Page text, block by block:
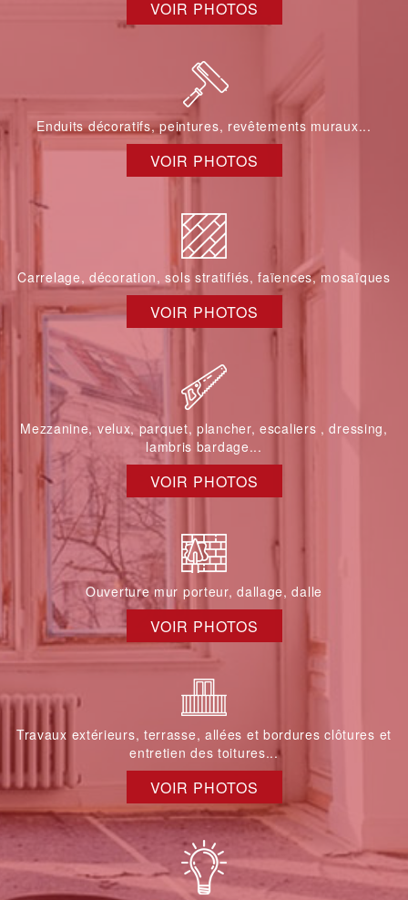
VOIR PHOTOS
Enduits décoratifs, peintures, revêtements muraux...
VOIR PHOTOS
Carrelage, décoration, sols stratifiés, faïences, mosaïques
VOIR PHOTOS
Mezzanine, velux, parquet, plancher, escaliers , dressing,
lambris bardage...
VOIR PHOTOS
Ouverture mur porteur, dallage, dalle
VOIR PHOTOS
Travaux extérieurs, terrasse, allées et bordures clôtures et
entretien des toitures...
VOIR PHOTOS